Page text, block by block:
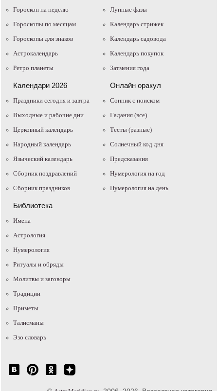
Гороскоп на неделю
Гороскопы по месяцам
Гороскопы для знаков
Астрокалендарь
Ретро планеты
Лунные фазы
Календарь стрижек
Календарь садовода
Календарь покупок
Затмения года
Календари 2026
Праздники сегодня и завтра
Выходные и рабочие дни
Церковный календарь
Народный календарь
Языческий календарь
Сборник поздравлений
Сборник праздников
Онлайн оракул
Cонник с поиском
Гадания (все)
Тесты (разные)
Солнечный код дня
Предсказания
Нумерология на год
Нумерология на день
Библиотека
Имена
Астрология
Нумерология
Ритуалы и обряды
Молитвы и заговоры
Традиции
Приметы
Талисманы
Эзо словарь